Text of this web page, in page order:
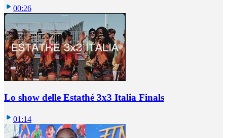
00:26
Lo show delle Estathé 3x3 Italia Finals
01:14